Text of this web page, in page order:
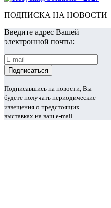
ПОДПИСКА НА НОВОСТИ
Введите адрес Вашей
электронной почты:
Подписавшись на новости, Вы
будете получать периодические
извещения о предстоящих
выставках на ваш e-mail.